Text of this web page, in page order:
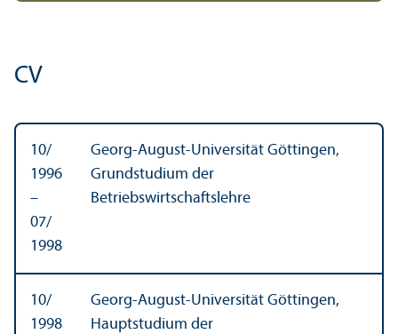
CV
10/
1996
–
07/
1998
Georg-August-Universität Göttingen,
Grundstudium der
Betriebswirtschaftslehre
10/
1998
Georg-August-Universität Göttingen,
Hauptstudium der